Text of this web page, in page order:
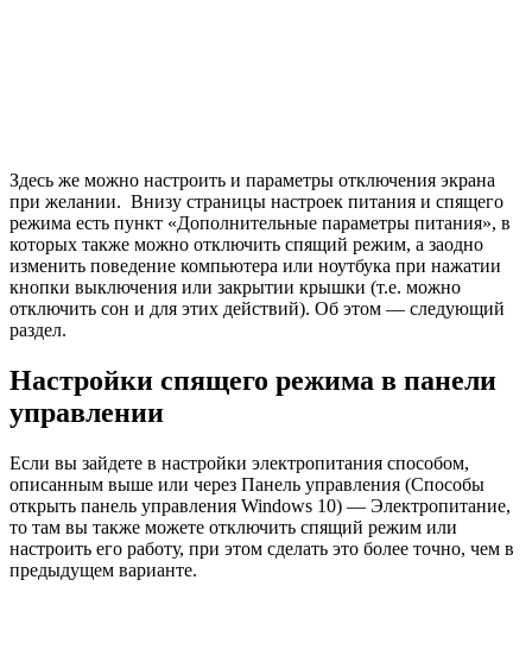
Здесь же можно настроить и параметры отключения экрана
при желании. Внизу страницы настроек питания и спящего
режима есть пункт «Дополнительные параметры питания», в
которых также можно отключить спящий режим, а заодно
изменить поведение компьютера или ноутбука при нажатии
кнопки выключения или закрытии крышки (т.е. можно
отключить сон и для этих действий). Об этом — следующий
раздел.
Настройки спящего режима в панели
управлении
Если вы зайдете в настройки электропитания способом,
описанным выше или через Панель управления (Способы
открыть панель управления Windows 10) — Электропитание,
то там вы также можете отключить спящий режим или
настроить его работу, при этом сделать это более точно, чем в
предыдущем варианте.